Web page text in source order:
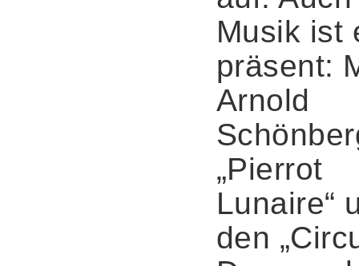
Musik ist
präsent:
Arnold
„Pierrot
Lunaire“
den